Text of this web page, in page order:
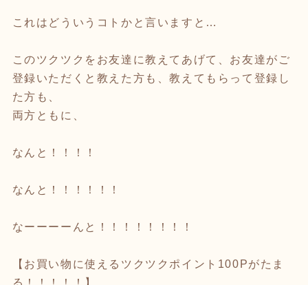
これはどういうコトかと言いますと…
このツクツクをお友達に教えてあげて、お友達がご
登録いただくと教えた方も、教えてもらって登録し
た方も、
両方ともに、
なんと！！！！
なんと！！！！！！
なーーーーんと！！！！！！！！
【お買い物に使えるツクツクポイント100Pがたま
る！！！！！】